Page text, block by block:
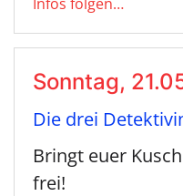
Sonntag,
Die drei
Bringt euer
frei!